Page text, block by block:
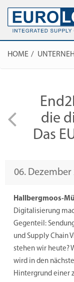
HOME
die
Das
06. Dezember
Hallbergmoos-
Digitalisierung
Gegenteil:
und Supply Chain
stehen wir heute?
wird in den
Hintergrund einer